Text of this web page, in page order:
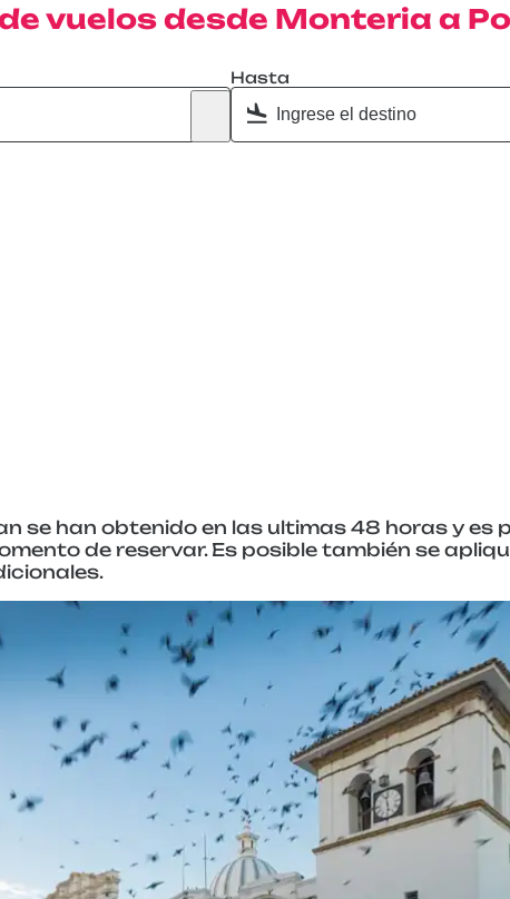
vuelos desde Monteria a
Hasta
se han obtenido en las ultimas 48 horas y es
de reservar. Es posible también se